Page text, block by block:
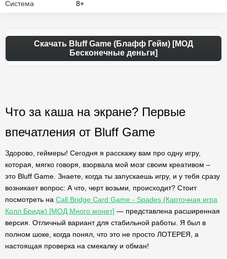
Система 8+
Скачать Bluff Game (Блафф Гейм) [МОД
Бесконечные деньги]
Что за каша на экране? Первые
впечатления от Bluff Game
Здорово, геймеры! Сегодня я расскажу вам про одну игру,
которая, мягко говоря, взорвала мой мозг своим креативом –
это Bluff Game. Знаете, когда ты запускаешь игру, и у тебя сразу
возникает вопрос: А что, черт возьми, происходит? Стоит
посмотреть на Call Bridge Card Game - Spades (Карточная игра
Колл Бридж) [МОД Много монет] — представлена расширенная
версия. Отличный вариант для стабильной работы. Я был в
полном шоке, когда понял, что это не просто ЛОТЕРЕЯ, а
настоящая проверка на смекалку и обман!